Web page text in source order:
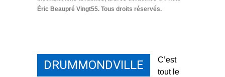
Éric Beaupré Vingt55. Tous droits réservés.
DRUMMONDVILLE
C’est
tout le